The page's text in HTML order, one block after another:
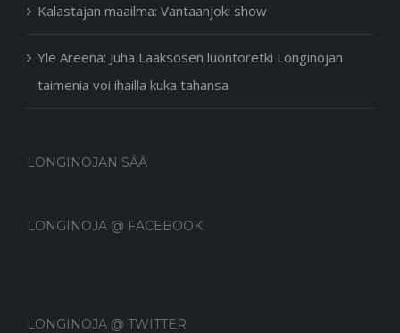
Kalastajan maailma: Vantaanjoki show
Yle Areena: Juha Laaksosen luontoretki Longinojan
taimenia voi ihailla kuka tahansa
LONGINOJAN SÄÄ
LONGINOJA @ FACEBOOK
LONGINOJA @ TWITTER